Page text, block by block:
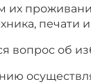
их
печати
вопрос об